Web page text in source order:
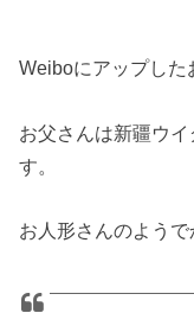
Weiboにアップした
お父さんは新疆ウ
す。
お人形さんのようで